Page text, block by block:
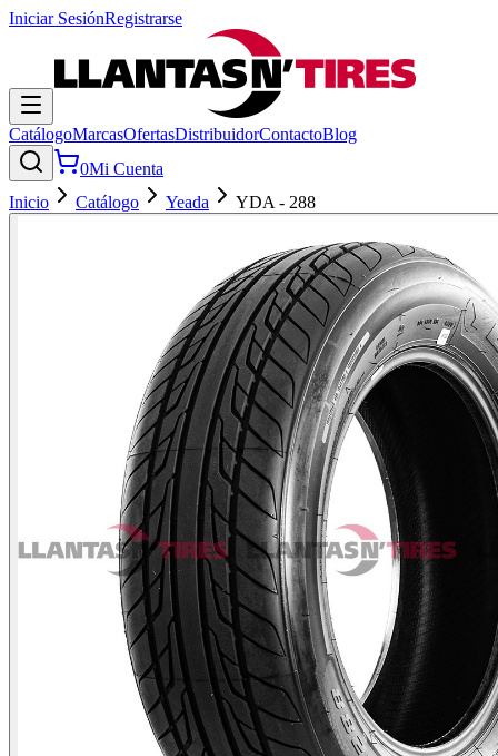
Iniciar SesiónRegistrarse
CatálogoMarcasOfertasDistribuidorContactoBlog
0Mi Cuenta
Inicio
Catálogo Yeada YDA - 288